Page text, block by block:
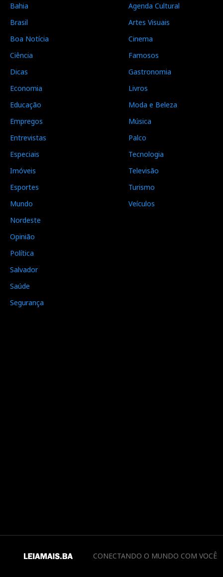
Bahia
Brasil
Boa Notícia
Ciência
Dicas
Economia
Educação
Empregos
Entrevistas
Especiais
Imóveis
Esportes
Mundo
Nordeste
Opinião
Política
Salvador
Saúde
Segurança
Agenda Cultural
Artes Visuais
Cinema
Famosos
Gastronomia
Livros
Moda e Beleza
Música
Palco
Tecnologia
Televisão
Turismo
Veículos
CONECTANDO O MUNDO COM VOCÊ